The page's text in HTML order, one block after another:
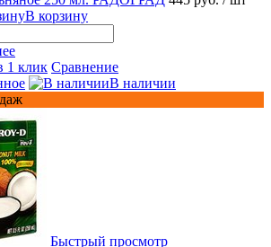
В корзину
1 клик Сравнение
В наличии
Быстрый просмотр